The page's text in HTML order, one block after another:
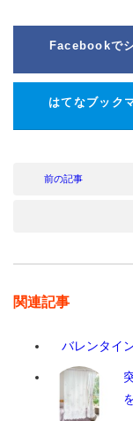
Facebookで
はてなブック
前の記事
関連記事
バレンタイ